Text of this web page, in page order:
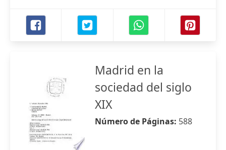
Madrid en la
sociedad del siglo
XIX
Número de Páginas: 588